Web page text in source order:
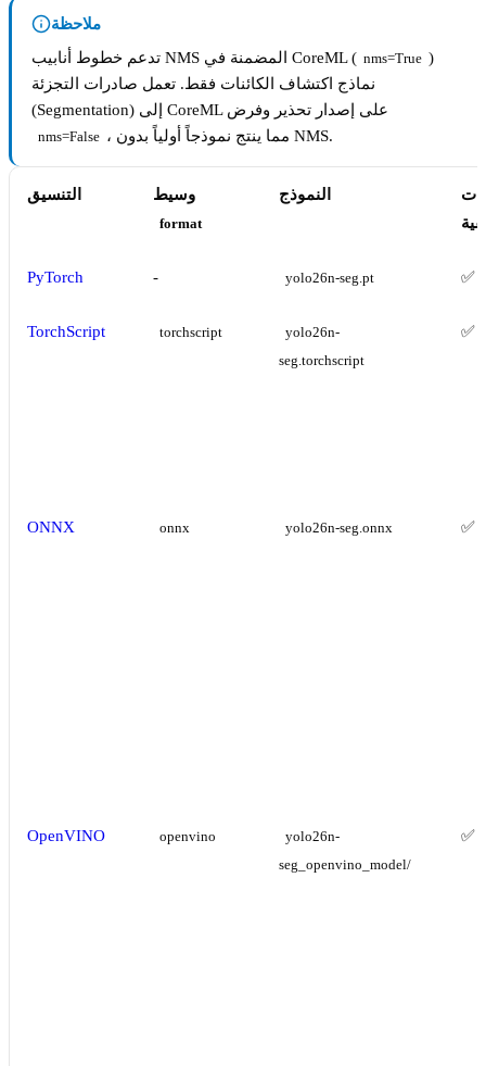
ملاحظة
تدعم خطوط أنابيب NMS المضمنة في CoreML ( nms=True )
نماذج اكتشاف الكائنات فقط. تعمل صادرات التجزئة
(Segmentation) إلى CoreML على إصدار تحذير وفرض
nms=False ، مما ينتج نموذجاً أولياً بدون NMS.
التنسيق وسيط
format
النموذج
PyTorch - yolo26n-seg.pt ✅
TorchScript torchscript
yolo26n-
seg.torchscript
✅
ONNX onnx yolo26n-seg.onnx ✅
OpenVINO openvino
yolo26n-
seg_openvino_model/
✅